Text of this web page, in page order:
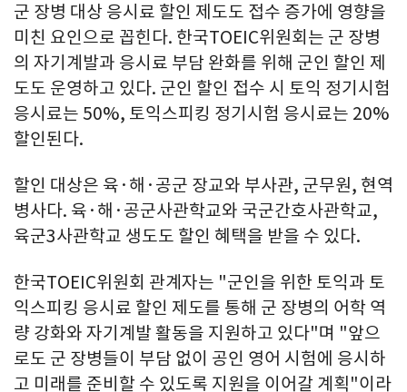
군 장병 대상 응시료 할인 제도도 접수 증가에 영향을
미친 요인으로 꼽힌다. 한국TOEIC위원회는 군 장병
의 자기계발과 응시료 부담 완화를 위해 군인 할인 제
도도 운영하고 있다. 군인 할인 접수 시 토익 정기시험
응시료는 50%, 토익스피킹 정기시험 응시료는 20%
할인된다.
할인 대상은 육·해·공군 장교와 부사관, 군무원, 현역
병사다. 육·해·공군사관학교와 국군간호사관학교,
육군3사관학교 생도도 할인 혜택을 받을 수 있다.
한국TOEIC위원회 관계자는 "군인을 위한 토익과 토
익스피킹 응시료 할인 제도를 통해 군 장병의 어학 역
량 강화와 자기계발 활동을 지원하고 있다"며 "앞으
로도 군 장병들이 부담 없이 공인 영어 시험에 응시하
고 미래를 준비할 수 있도록 지원을 이어갈 계획"이라